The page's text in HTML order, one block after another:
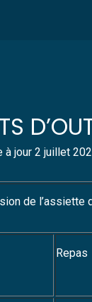
jour 2 juillet
de l’assiette
Repas